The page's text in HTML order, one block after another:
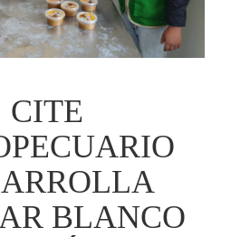
CITE
BLANCO